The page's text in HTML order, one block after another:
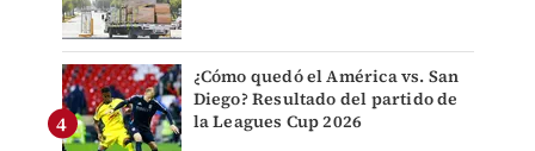
¿Cómo quedó el América vs. San
Diego? Resultado del partido de
la Leagues Cup 2026